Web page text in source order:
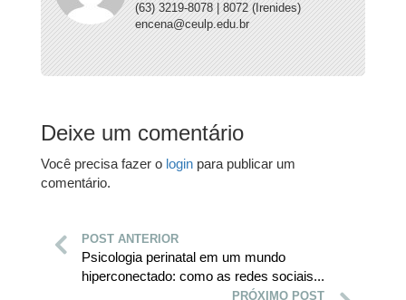
(63) 3219-8078 | 8072 (Irenides)
encena@ceulp.edu.br
Deixe um comentário
Você precisa fazer o login para publicar um
comentário.
POST ANTERIOR
Psicologia perinatal em um mundo
hiperconectado: como as redes sociais...
PRÓXIMO POST